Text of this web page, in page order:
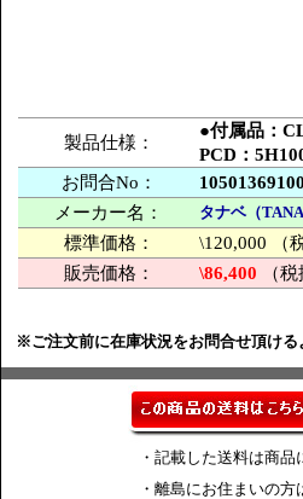
製品仕様：
●付属品：
PCD：
お問合No：
メーカー名：
タナベ（
標準価格：
\120,000 （
販売価格：
\86,400 （
※ご注文前に在庫状況をお問合せ頂ける
・記載した送料は商
・離島にお住まいの方